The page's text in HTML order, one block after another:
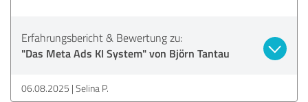
Erfahrungsbericht & Bewertung zu:
"Das Meta Ads KI System" von Björn Tantau
06.08.2025 Selina P.